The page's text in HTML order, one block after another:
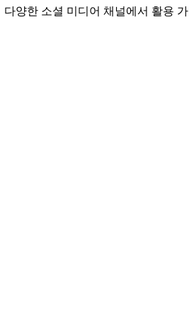
양한 소셜 미디어 채널에서 활용